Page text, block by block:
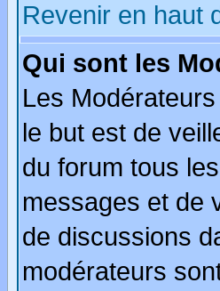
Revenir en haut
Qui sont les
Les
le but est de
du forum tous
messages et de
de discussions
modérateurs